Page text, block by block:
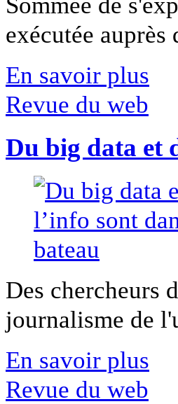
exécutée
En savoir plus
Revue du web
Du big data et
Des chercheurs
journalisme de
En savoir plus
Revue du web